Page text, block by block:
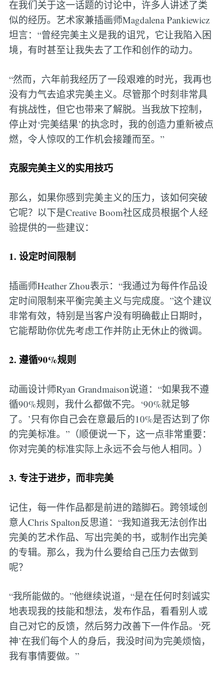
在我们关于这一话题的讨论中，许多人讲述了类
似的经历。艺术家兼插画师Magdalena Pankiewicz
坦言：“曾经完美主义是我的诅咒，它让我陷入困
境，有时甚至让我失去了工作和创作的动力。
“然而，六年前我经历了一段艰难的时光，我再也
没有力气去追求完美主义。尽管那个时刻非常具
有挑战性，但它也带来了解脱。当我放下控制，
停止对‘完美结果’的执念时，我的创造力重新被点
燃，令人惊叹的工作机会接踵而至。”
克服完美主义的实用技巧
那么，如果你感到完美主义的压力，该如何突破
它呢？以下是Creative Boom社区成员根据个人经
验提供的一些建议：
1. 设定时间限制
插画师Heather Zhou表示：“我通过为每件作品设
定时间限制来平衡完美主义与完成度。”这个建议
非常有效，特别是当客户没有明确截止日期时，
它能帮助你优先考虑工作并防止无休止的微调。
2. 遵循90%规则
动画设计师Ryan Grandmaison说道：“如果我不遵
循90%规则，我什么都做不完。‘90%就足够
了。’只有你自己会在意最后的10%是否达到了你
的完美标准。”（顺便说一下，这一点非常重要：
你对完美的标准实际上永远不会与他人相同。）
3. 专注于进步，而非完美
记住，每一件作品都是前进的踏脚石。跨领域创
意人Chris Spalton反思道：“我知道我无法创作出
完美的艺术作品、写出完美的书，或制作出完美
的专辑。那么，我为什么要给自己压力去做到
呢？
“我所能做的。”他继续说道，“是在任何时刻诚实
地表现我的技能和想法，发布作品，看看别人或
自己对它的反馈，然后努力改善下一件作品。‘死
神’在我们每个人的身后，我没时间为完美烦恼，
我有事情要做。”